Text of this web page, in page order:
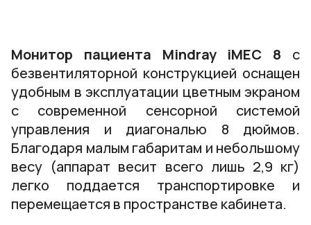
Монитор пациента Mindray iMEC 8 с
безвентиляторной конструкцией оснащен
удобным в эксплуатации цветным экраном
с современной сенсорной системой
управления и диагональю 8 дюймов.
Благодаря малым габаритам и небольшому
весу (аппарат весит всего лишь 2,9 кг)
легко поддается транспортировке и
перемещается в пространстве кабинета.